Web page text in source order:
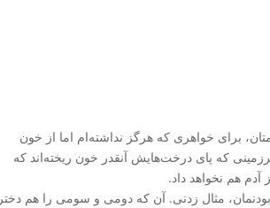
برای خواهری که هرگز نداشته‌ام اما از خون
که پای درخت‌هایش آنقدر خون ریخته‌اند که
هم نخواهد داد.
مثال زدنی. آن که دومی و سومی را هم دختر